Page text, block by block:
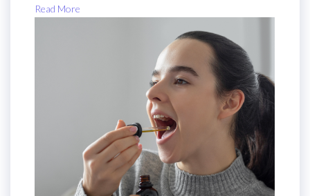
Read More